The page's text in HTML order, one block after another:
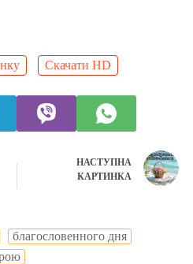
Скачати HD
НАСТУПНА
КАРТИНКА
благословенного дня